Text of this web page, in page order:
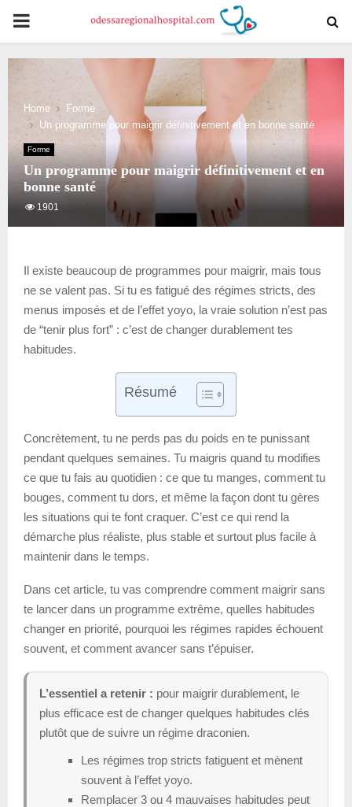
PRIMARY
MENU
Home
Forme
Un programme pour maigrir définitivement et en bonne santé
Forme
Un programme pour maigrir définitivement et en
bonne santé
1901
Il existe beaucoup de programmes pour maigrir, mais tous
ne se valent pas. Si tu es fatigué des régimes stricts, des
menus imposés et de l’effet yoyo, la vraie solution n’est pas
de “tenir plus fort” : c’est de changer durablement tes
habitudes.
Résumé
Concrètement, tu ne perds pas du poids en te punissant
pendant quelques semaines. Tu maigris quand tu modifies
ce que tu fais au quotidien : ce que tu manges, comment tu
bouges, comment tu dors, et même la façon dont tu gères
les situations qui te font craquer. C’est ce qui rend la
démarche plus réaliste, plus stable et surtout plus facile à
maintenir dans le temps.
Dans cet article, tu vas comprendre comment maigrir sans
te lancer dans un programme extrême, quelles habitudes
changer en priorité, pourquoi les régimes rapides échouent
souvent, et comment avancer sans t’épuiser.
L’essentiel a retenir : pour maigrir durablement, le
plus efficace est de changer quelques habitudes clés
plutôt que de suivre un régime draconien.
Les régimes trop stricts fatiguent et mènent
souvent à l’effet yoyo.
Remplacer 3 ou 4 mauvaises habitudes peut